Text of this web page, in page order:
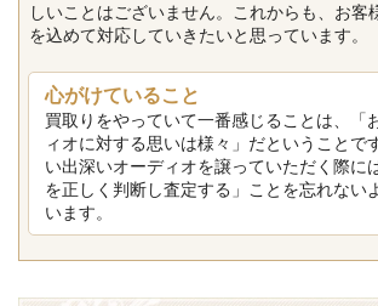
しいことはございません。これからも、お客
を込めて対応していきたいと思っています。
心がけていること
買取りをやっていて一番感じることは、「
ィオに対する思いは様々」だということで
い出深いオーディオを譲っていただく際に
を正しく判断し査定する」ことを忘れない
います。